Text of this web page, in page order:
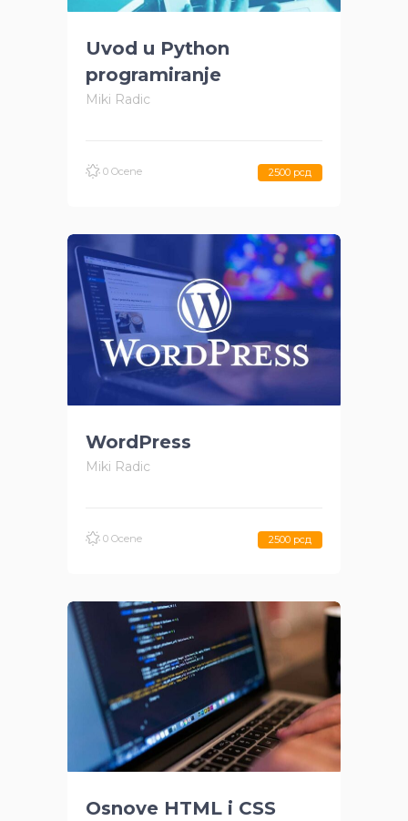
Uvod u Python
programiranje
Miki Radic
0 Ocene 2500 рсд
WordPress
Miki Radic
0 Ocene 2500 рсд
Osnove HTML i CSS